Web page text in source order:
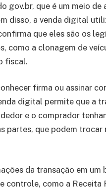
gov.br, que é um meio de
disso, a venda digital
que eles são os
como a clonagem de
fiscal.
firma ou assinar
digital permite que a
e o comprador
que podem trocar
da transação em um
controle, como a Receita